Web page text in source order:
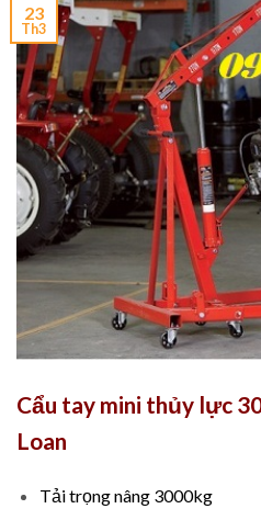
23
Th3
Cẩu tay mini thủy lực
Loan
Tải trọng nâng 3000kg